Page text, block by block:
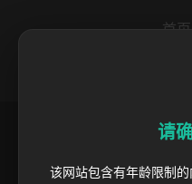
首页
里
请
该网站包含有年龄限制